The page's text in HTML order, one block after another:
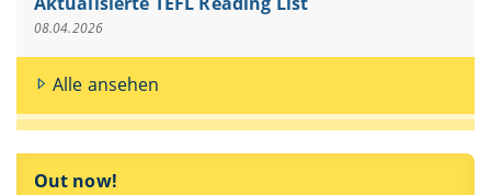
08.04.2026
Alle ansehen
Out now!